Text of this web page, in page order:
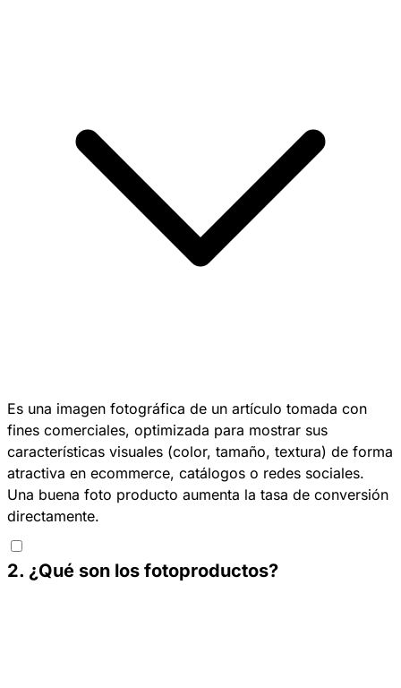
Es una imagen fotográfica de un artículo tomada con
fines comerciales, optimizada para mostrar sus
características visuales (color, tamaño, textura) de forma
atractiva en ecommerce, catálogos o redes sociales.
Una buena foto producto aumenta la tasa de conversión
directamente.
2. ¿Qué son los fotoproductos?